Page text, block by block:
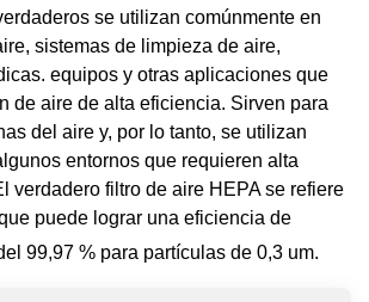
se utilizan comúnmente en
sistemas de limpieza de aire,
equipos y otras aplicaciones que
de aire de alta eficiencia. Sirven para
del aire y, por lo tanto, se utilizan
entornos que requieren alta
verdadero filtro de aire HEPA se refiere
puede lograr una eficiencia de
99,97 % para partículas de 0,3 um.